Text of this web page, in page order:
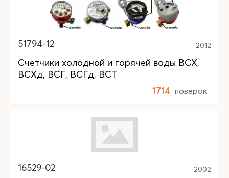
51794-12 2012
Счетчики холодной и горячей воды ВСХ,
ВСХд, ВСГ, ВСГд, ВСТ
1714 поверок
16529-02 2002